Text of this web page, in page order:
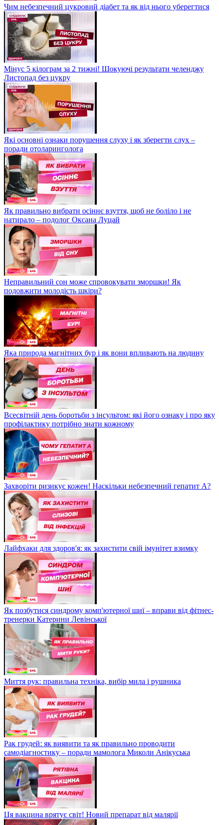
Чим небезпечний цукровий діабет та як від нього уберегтися
Мінус 5 кілограм за 2 тижні! Шокуючі результати челенджу
Листопад без цукру
Які основні ознаки порушення слуху і як зберегти слух –
поради отоларинголога
Як правильно вибрати осіннє взуття, щоб не боліло і не
натирало – подолог Оксана Луцай
Неправильний сон може спровокувати зморшки! Як
подовжити молодість шкіри?
Яка природа магнітних бур і як вони впливають на людину
Всесвітній день боротьби з інсультом: які його ознаку і про яку
профілактику потрібно знати кожному
Захворіти ризикує кожен! Наскільки небезпечний гепатит А?
Лайфхаки для здоров'я: як захистити свій імунітет взимку
Як позбутися синдрому комп'ютерної шиї – вправи від фітнес-
тренерки Катерини Левінської
Миття рук: правильна техніка, вибір мила і рушника
Рак грудей: як виявити та як правильно проводити
самодіагностику – поради мамолога Миколи Анікуська
Ця вакцина врятує світ! Новий препарат від малярії